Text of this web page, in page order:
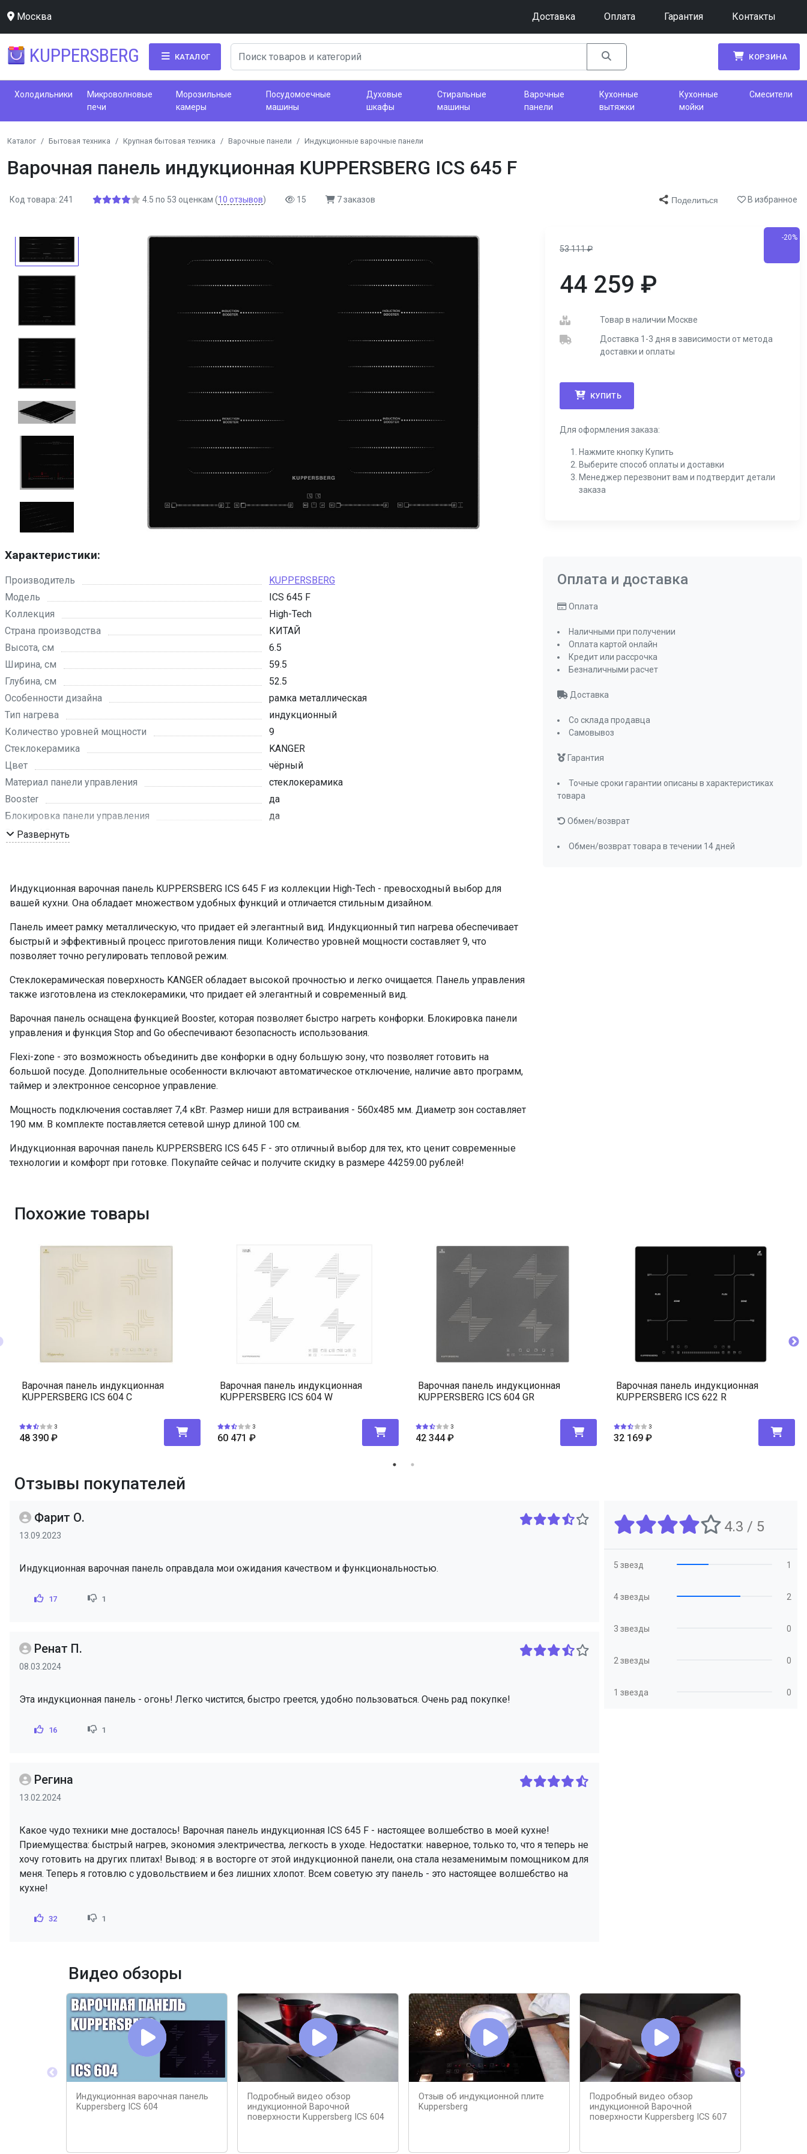
Москва Доставка Оплата Гарантия Контакты
KUPPERSBERG КАТАЛОГ КОРЗИНА
Холодильники
Микроволновые
печи
Морозильные
камеры
Посудомоечные
машины
Духовые
шкафы
Стиральные
машины
Варочные
панели
Кухонные
вытяжки
Кухонные
мойки
Смесители
Каталог Бытовая техника Крупная бытовая техника Варочные панели Индукционные варочные панели
Варочная панель индукционная KUPPERSBERG ICS 645 F
Код товара: 241 4.5 по 53 оценкам (10 отзывов) 15 7 заказов Поделиться В избранное
53 111₽
-20%
44 259 ₽
Товар в наличии Москве
Доставка 1-3 дня в зависимости от метода
доставки и оплаты
КУПИТЬ
Для оформления заказа:
Нажмите кнопку Купить
Выберите способ оплаты и доставки
Менеджер перезвонит вам и подтвердит детали
заказа
Характеристики:
Производитель
KUPPERSBERG
Модель
ICS 645 F
Коллекция
High-Tech
Страна производства
КИТАЙ
Высота, см
6.5
Ширина, см
59.5
Глубина, см
52.5
Особенности дизайна
рамка металлическая
Тип нагрева
индукционный
Количество уровней мощности
9
Стеклокерамика
KANGER
Цвет
чёрный
Материал панели управления
стеклокерамика
Booster
да
Блокировка панели управления
да
Stop and Go
Flexi-zone правая
Наличие вилки
нет
Размер ниши для встраивания (ШхГ), мм
560x485
Авто программы
Управление
электронное сенсорное, слайдер
Мощность конфорок, кВт: передняя левая
2,0 кВт , 2,8 кВт
Мощность конфорок, кВт: передняя правая
2,0 кВт , 2,8 кВт
Мощность конфорок, кВт: задняя левая
1.5 кВт , 2,0 кВт
Мощность конфорок, кВт: задняя правая
1,5 кВт , 2,0 кВт
Диаметр зон, мм. передняя левая
190 мм
Диаметр зон, мм. передняя правая
Диаметр зон, мм. задняя правая
190 мм
ПРОМО Скидка
=44259.00
Особенности
Развернуть
Индукционная варочная панель KUPPERSBERG ICS 645 F из коллекции High-Tech - превосходный выбор для
вашей кухни. Она обладает множеством удобных функций и отличается стильным дизайном.
Панель имеет рамку металлическую, что придает ей элегантный вид. Индукционный тип нагрева обеспечивает
быстрый и эффективный процесс приготовления пищи. Количество уровней мощности составляет 9, что
позволяет точно регулировать тепловой режим.
Стеклокерамическая поверхность KANGER обладает высокой прочностью и легко очищается. Панель управления
также изготовлена из стеклокерамики, что придает ей элегантный и современный вид.
Варочная панель оснащена функцией Booster, которая позволяет быстро нагреть конфорки. Блокировка панели
управления и функция Stop and Go обеспечивают безопасность использования.
Flexi-zone - это возможность объединить две конфорки в одну большую зону, что позволяет готовить на
большой посуде. Дополнительные особенности включают автоматическое отключение, наличие авто программ,
таймер и электронное сенсорное управление.
Мощность подключения составляет 7,4 кВт. Размер ниши для встраивания - 560x485 мм. Диаметр зон составляет
190 мм. В комплекте поставляется сетевой шнур длиной 100 см.
Индукционная варочная панель KUPPERSBERG ICS 645 F - это отличный выбор для тех, кто ценит современные
технологии и комфорт при готовке. Покупайте сейчас и получите скидку в размере 44259.00 рублей!
Оплата и доставка
Оплата
Наличными при получении
Оплата картой онлайн
Кредит или рассрочка
Безналичными расчет
Доставка
Со склада продавца
Самовывоз
Гарантия
Точные сроки гарантии описаны в характеристиках
товара
Обмен/возврат
Обмен/возврат товара в течении 14 дней
Похожие товары
Варочная панель индукционная
KUPPERSBERG ICS 604 C
3
48 390 ₽
Варочная панель индукционная
KUPPERSBERG ICS 604 W
3
60 471 ₽
Варочная панель индукционная
KUPPERSBERG ICS 604 GR
3
42 344₽
Варочная панель индукционная
KUPPERSBERG ICS 622 R
3
32 169 ₽
Отзывы покупателей
Фарит О.
13.09.2023
Индукционная варочная панель оправдала мои ожидания качеством и функциональностью.
17 1
Ренат П.
08.03.2024
Эта индукционная панель - огонь! Легко чистится, быстро греется, удобно пользоваться. Очень рад покупке!
16 1
Регина
13.02.2024
Какое чудо техники мне досталось! Варочная панель индукционная ICS 645 F - настоящее волшебство в моей кухне!
Приемущества: быстрый нагрев, экономия электричества, легкость в уходе. Недостатки: наверное, только то, что я теперь не
хочу готовить на других плитах! Вывод: я в восторге от этой индукционной панели, она стала незаменимым помощником для
меня. Теперь я готовлю с удовольствием и без лишних хлопот. Всем советую эту панель - это настоящее волшебство на
кухне!
32 1
4.3 / 5
5 звезд 1
4 звезды 2
3 звезды 0
2 звезды 0
1 звезда 0
Видео обзоры
Индукционная варочная панель
Kuppersberg ICS 604
Подробный видео обзор
индукционной Варочной
поверхности Kuppersberg ICS 604
Отзыв об индукционной плите
Kuppersberg
Подробный видео обзор
индукционной Варочной
поверхности Kuppersberg ICS 607